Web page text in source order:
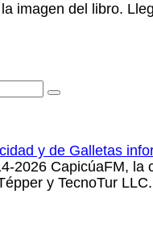
imagen del libro.
y de Galletas
2026 CapicúaFM, la
y TecnoTur LLC.